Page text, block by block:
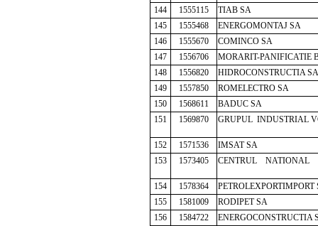
144
1555115
TIAB SA
145
1555468
ENERGOMONTAJ SA
146
1555670
COMINCO SA
147
1556706
MORARIT-PANIFICATIE
148
1556820
HIDROCONSTRUCTIA SA
149
1557850
ROMELECTRO SA
150
1568611
BADUC SA
151
1569870 GRUPUL INDUSTRIAL
152 1571536
IMSAT SA
153
1573405 CENTRUL NATIONAL
154 1578364
PETROLEXPORTIMPORT
155
1581009
RODIPET SA
156
1584722
ENERGOCONSTRUCTIA